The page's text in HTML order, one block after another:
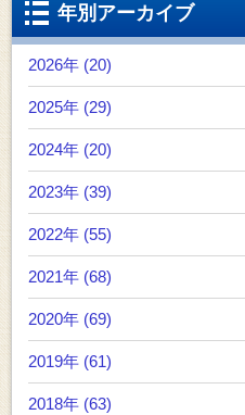
年別アーカイブ
2026年 (20)
2025年 (29)
2024年 (20)
2023年 (39)
2022年 (55)
2021年 (68)
2020年 (69)
2019年 (61)
2018年 (63)